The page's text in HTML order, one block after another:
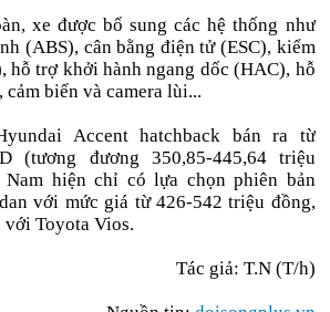
xe được bổ sung các hệ thống như
(ABS), cân bằng điện tử (ESC), kiểm
hỗ trợ khởi hành ngang dốc (HAC), hỗ
cảm biến và camera lùi...
Accent hatchback bán ra từ
(tương đương 350,85-445,64 triệu
hiện chỉ có lựa chọn phiên bản
với mức giá từ 426-542 triệu đồng,
Toyota Vios.
Tác giả: T.N (T/h)